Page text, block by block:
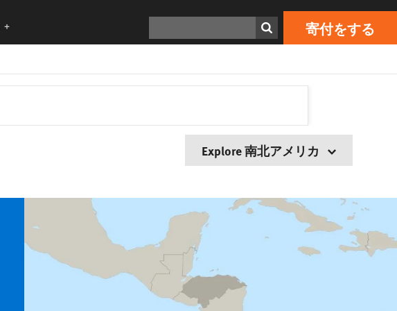
languages 寄付をする
Explore 南北アメリカ